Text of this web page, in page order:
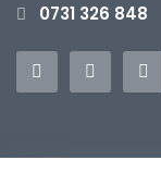
0731 326 848